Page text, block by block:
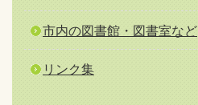
市内の図書館・図書室など
リンク集